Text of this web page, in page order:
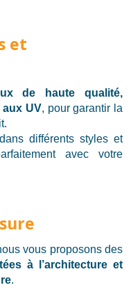
et
de haute qualité,
UV, pour garantir la
différents styles et
avec votre
vous proposons des
à l’architecture et
.